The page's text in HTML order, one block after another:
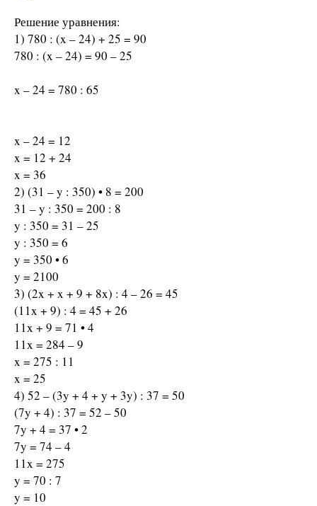
Решение уравнения:
1) 780 : (x – 24) + 25 = 90
780 : (x – 24) = 90 – 25
x – 24 = 780 : 65
x – 24 = 12
x = 12 + 24
x = 36
2) (31 – y : 350) • 8 = 200
31 – y : 350 = 200 : 8
y : 350 = 31 – 25
y : 350 = 6
y = 350 • 6
y = 2100
3) (2x + x + 9 + 8x) : 4 – 26 = 45
(11x + 9) : 4 = 45 + 26
11x + 9 = 71 • 4
11x = 284 – 9
x = 275 : 11
x = 25
4) 52 – (3y + 4 + y + 3y) : 37 = 50
(7y + 4) : 37 = 52 – 50
7y + 4 = 37 • 2
7y = 74 – 4
11x = 275
y = 70 : 7
y = 10